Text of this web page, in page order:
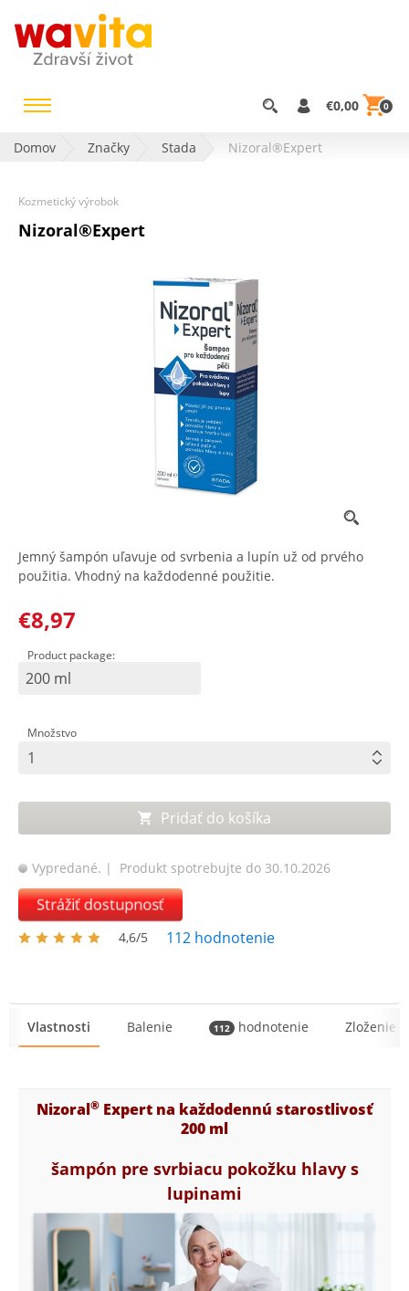
€0,00 0
Domov Značky Stada Nizoral®Expert
Kozmetický výrobok
Nizoral®Expert
Jemný šampón uľavuje od svrbenia a lupín už od prvého
použitia. Vhodný na každodenné použitie.
€8,97
Product package:
200 ml
Množstvo
Pridať do košíka
Vypredané. | Produkt spotrebujte do 30.10.2026
Strážiť dostupnosť
4,6/5 112 hodnotenie
Vlastnosti Balenie 112 hodnotenie Zloženie
Nizoral®Expert na každodennú starostlivosť
200 ml
šampón pre svrbiacu pokožku hlavy s
lupinami